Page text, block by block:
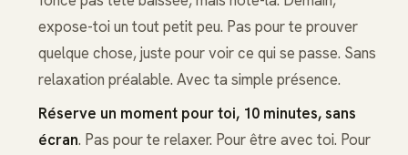
expose-toi un tout petit peu. Pas pour te prouver
quelque chose, juste pour voir ce qui se passe. Sans
relaxation préalable. Avec ta simple présence.
Réserve un moment pour toi, 10 minutes, sans
écran. Pas pour te relaxer. Pour être avec toi. Pour